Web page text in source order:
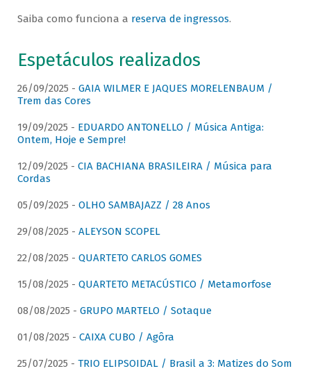
Saiba como funciona a reserva de ingressos.
Espetáculos realizados
26/09/2025 - GAIA WILMER E JAQUES MORELENBAUM /
Trem das Cores
19/09/2025 - EDUARDO ANTONELLO / Música Antiga:
Ontem, Hoje e Sempre!
12/09/2025 - CIA BACHIANA BRASILEIRA / Música para
Cordas
05/09/2025 - OLHO SAMBAJAZZ / 28 Anos
29/08/2025 - ALEYSON SCOPEL
22/08/2025 - QUARTETO CARLOS GOMES
15/08/2025 - QUARTETO METACÚSTICO / Metamorfose
08/08/2025 - GRUPO MARTELO / Sotaque
01/08/2025 - CAIXA CUBO / Agôra
25/07/2025 - TRIO ELIPSOIDAL / Brasil a 3: Matizes do Som